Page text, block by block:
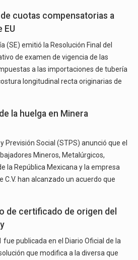
cuotas compensatorias a
EU
(SE) emitió la Resolución Final del
de examen de vigencia de las
a las importaciones de tubería
longitudinal recta originarias de
la huelga en Minera
Previsión Social (STPS) anunció que el
Mineros, Metalúrgicos,
la República Mexicana y la empresa
C.V. han alcanzado un acuerdo que
de certificado de origen del
fue publicada en el Diario Oficial de la
que modifica a la diversa que